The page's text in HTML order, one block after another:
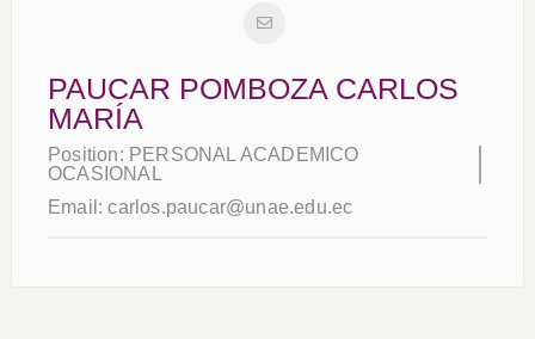
PAUCAR POMBOZA CARLOS
MARÍA
Position: PERSONAL ACADEMICO
OCASIONAL
Email:carlos.paucar@unae.edu.ec